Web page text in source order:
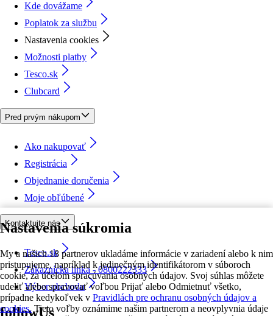
Nastavenia súkromia
My a našich 18 partnerov ukladáme informácie v zariadení alebo k nim
pristupujeme, napríklad k jedinečným identifikátorom v súboroch
cookie, za účelom spracúvania osobných údajov. Svoj súhlas môžete
udeliť alebo spravovať voľbou Prijať alebo Odmietnuť všetko,
prípadne kedykoľvek v Pravidlách pre ochranu osobných údajov a
cookies. Tieto voľby oznámime našim partnerom a neovplyvnia údaje
Kde dovážame
Poplatok za službu
Nastavenia cookies
Možnosti platby
Tesco.sk
Clubcard
Pred prvým nákupom
Ako nakupovať
Registrácia
Objednanie doručenia
Moje obľúbené
Kontaktujte nás
Tesco.sk
Zákaznícka linka - 0800222333
Výber obchodu
followUs